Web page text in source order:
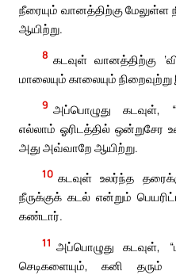
நீரையும் வானத்திற்கு மேலுள்ள
ஆயிற்று.
8 கடவுள் வானத்திற்கு
மாலையும் காலையும்
9 அப்பொழுது கடவுள்,
எல்லாம் ஓரிடத்தில்
அது அவ்வாறே ஆயிற்று.
10 கடவுள் உலர்ந்த
நீருக்குக் கடல் என்றும்
கண்டார்.
11 அப்பொழுது கடவுள்,
செடிகளையும், கனி